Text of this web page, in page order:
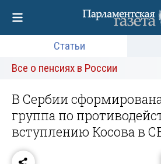
Статьи
Все о пенсиях в России
В Сербии
группа по
вступлению Косова в